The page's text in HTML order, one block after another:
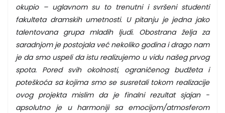
okupio – uglavnom su to trenutni i svršeni studenti
fakulteta dramskih umetnosti. U pitanju je jedna jako
talentovana grupa mladih ljudi. Obostrana želja za
saradnjom je postojala već nekoliko godina i drago nam
je da smo uspeli da istu realizujemo u vidu našeg prvog
spota. Pored svih okolnosti, ograničenog budžeta i
poteškoća sa kojima smo se susretali tokom realizacije
ovog projekta mislim da je finalni rezultat sjajan -
apsolutno je u harmoniji sa emocijom/atmosferom